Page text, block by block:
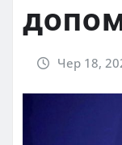
Чер 18,